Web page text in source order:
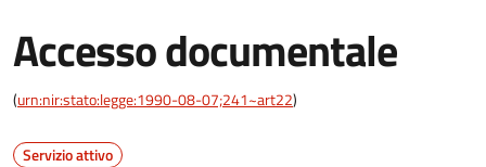
Accesso documentale
(urn:nir:stato:legge:1990-08-07;241~art22)
Servizio attivo